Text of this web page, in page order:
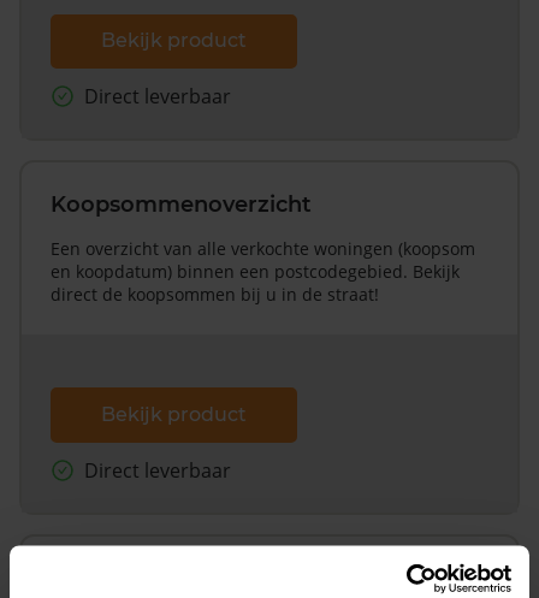
Bekijk product
Direct leverbaar
Koopsommenoverzicht
Een overzicht van alle verkochte woningen (koopsom
en koopdatum) binnen een postcodegebied. Bekijk
direct de koopsommen bij u in de straat!
Bekijk product
Direct leverbaar
Koopsommenoverzicht (1 jaar gratis